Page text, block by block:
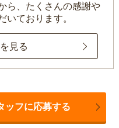
ら、 たくさんの感謝や
いております。
見る
ッフに応募する